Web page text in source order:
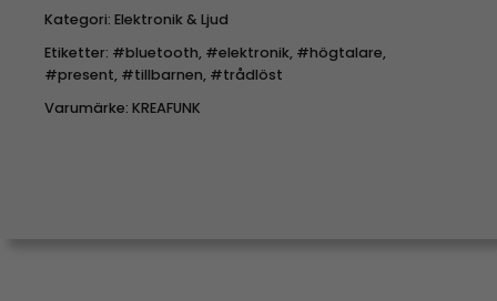
Kategori: Elektronik & Ljud
Etiketter: #bluetooth, #elektronik, #högtalare,
#present, #tillbarnen, #trådlöst
Varumärke: KREAFUNK